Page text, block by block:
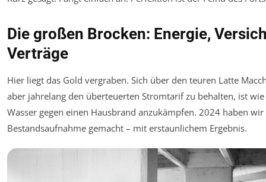
Die großen Brocken: Energie,
Verträge
Hier liegt das Gold vergraben. Sich über den teuren Latte
aber jahrelang den überteuerten Stromtarif zu behalten, ist
Wasser gegen einen Hausbrand anzukämpfen. 2024 haben wir
Bestandsaufnahme gemacht – mit erstaunlichem Ergebnis.